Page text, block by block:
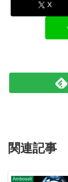
X
関連記事
Amboseli